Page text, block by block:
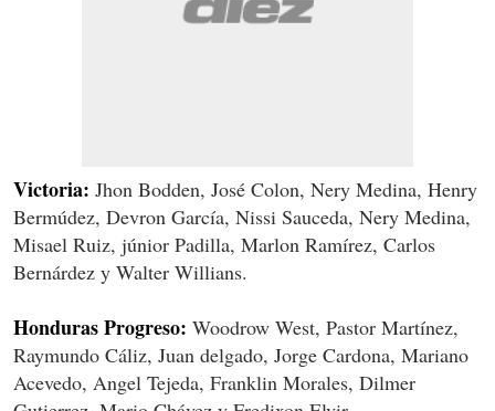
Victoria: Jhon Bodden, José Colon, Nery Medina, Henry
Bermúdez, Devron García, Nissi Sauceda, Nery Medina,
Misael Ruiz, júnior Padilla, Marlon Ramírez, Carlos
Bernárdez y Walter Willians.
Honduras Progreso: Woodrow West, Pastor Martínez,
Raymundo Cáliz, Juan delgado, Jorge Cardona, Mariano
Acevedo, Angel Tejeda, Franklin Morales, Dilmer